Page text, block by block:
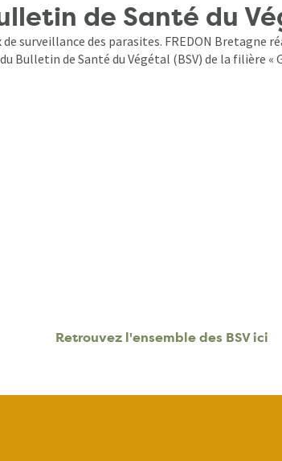
de Santé du
surveillance des parasites. FREDON Bretagne
Bulletin de Santé du Végétal (BSV) de la filière «
Retrouvez l'ensemble des BSV ici